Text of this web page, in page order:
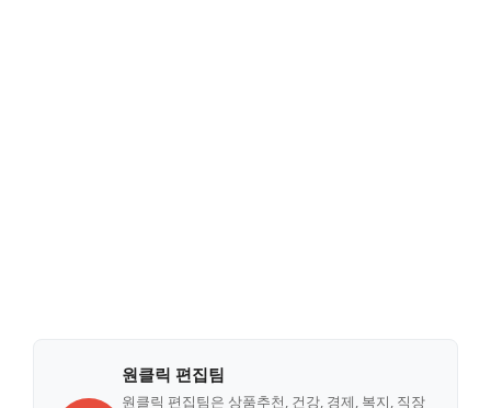
원클릭 편집팀
원클릭 편집팀은 상품추천, 건강, 경제, 복지, 직장